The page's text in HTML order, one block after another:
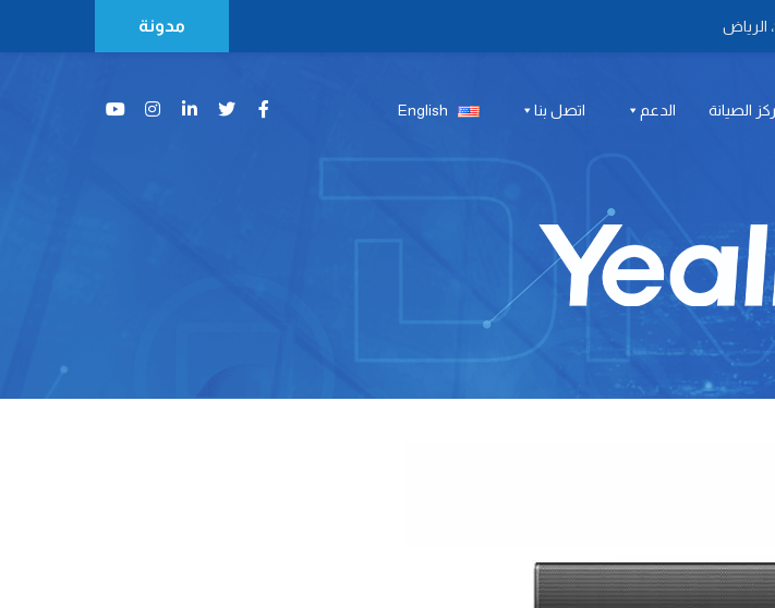
مدونة
الصيانة الدعم اتصل بنا English